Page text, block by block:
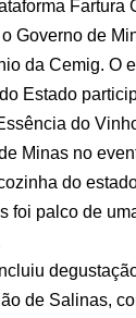
Fartura
Governo de
da Cemig. O
Estado
do
Minas no
do
foi palco de
de Salinas,